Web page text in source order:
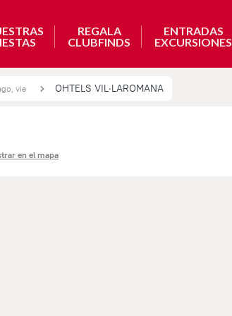
REGALA
CLUBFINDS
ENTRADAS
EXCURSIONES
vie OHTELS VIL·LAROMANA
en el mapa